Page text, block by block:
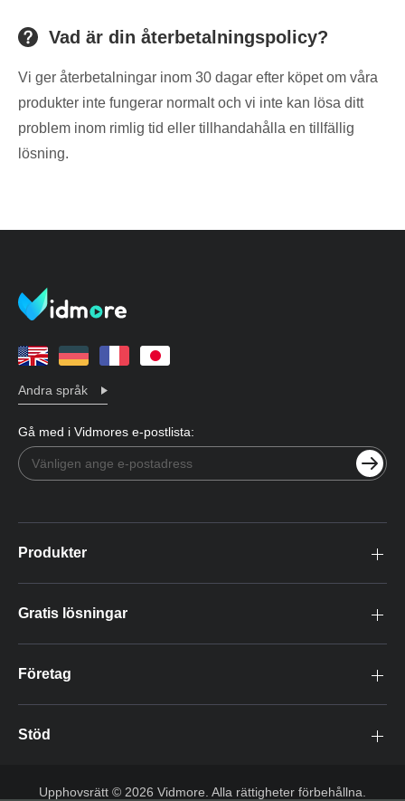
Vad är din återbetalningspolicy?
Vi ger återbetalningar inom 30 dagar efter köpet om våra
produkter inte fungerar normalt och vi inte kan lösa ditt
problem inom rimlig tid eller tillhandahålla en tillfällig
lösning.
Andra språk
Gå med i Vidmores e-postlista:
Produkter
Gratis lösningar
Företag
Stöd
Upphovsrätt © 2026 Vidmore. Alla rättigheter förbehållna.